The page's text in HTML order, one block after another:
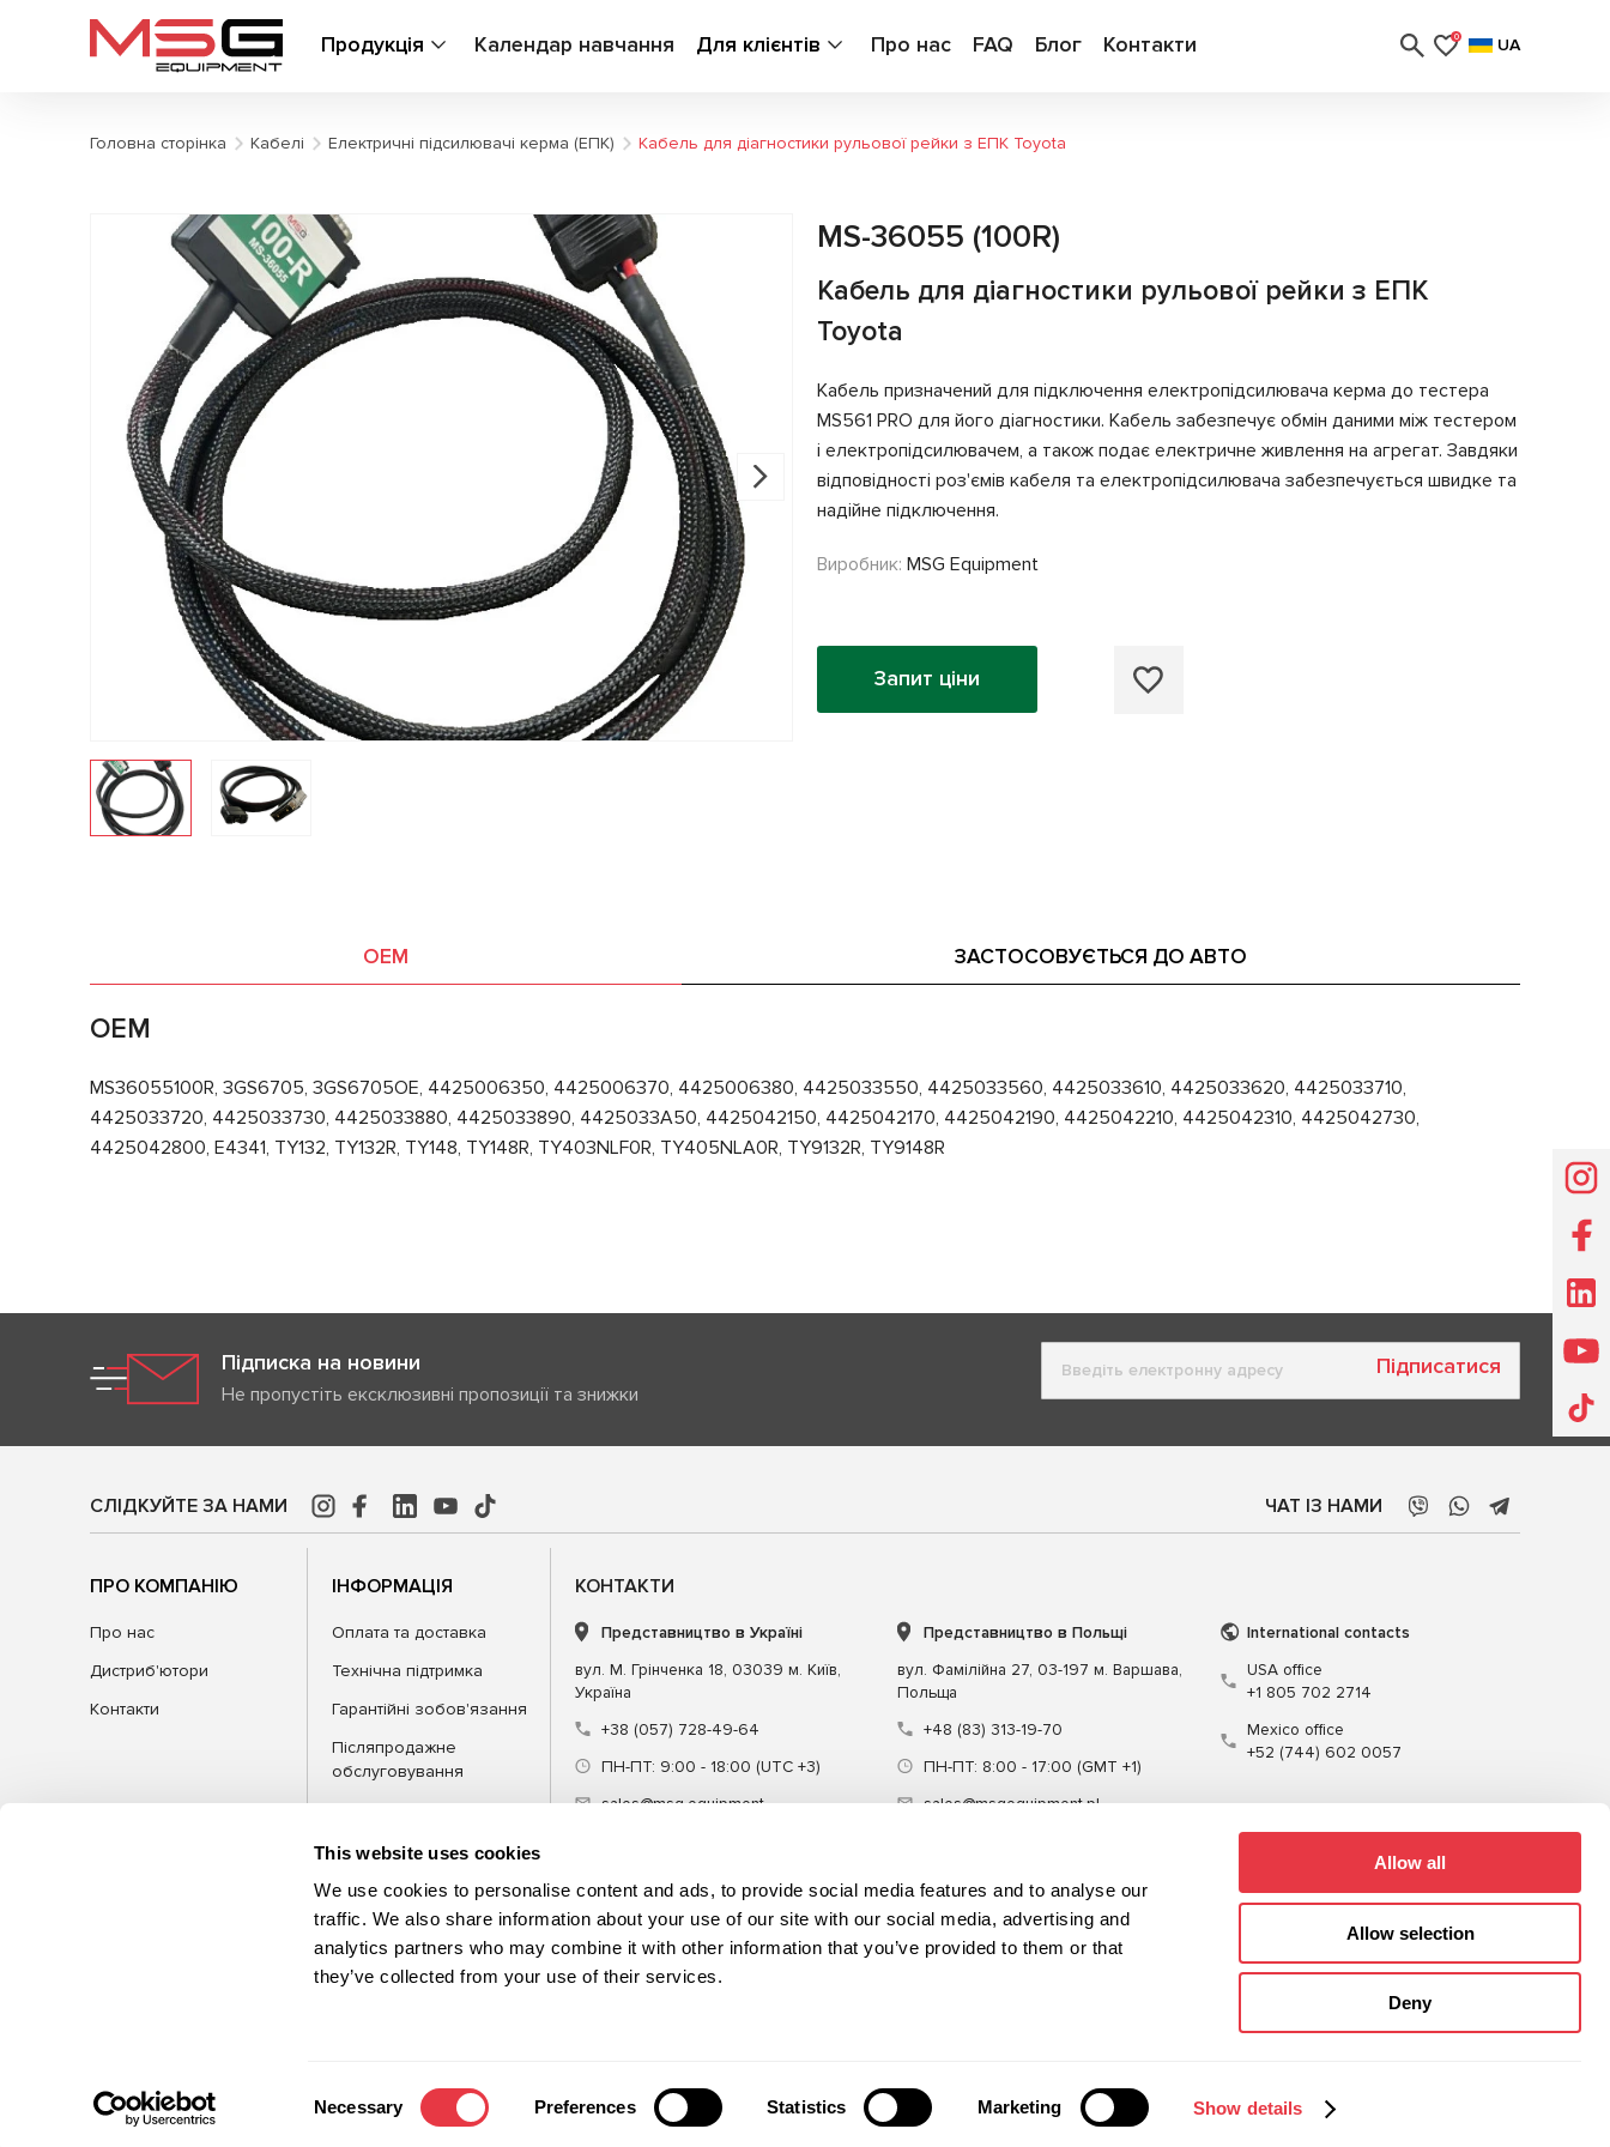
This website uses cookies
We use cookies to personalise content and ads, to provide social media features and to analyse our
traffic. We also share information about your use of our site with our social media, advertising and
analytics partners who may combine it with other information that you’ve provided to them or that
they’ve collected from your use of their services.
Necessary Preferences Statistics Marketing Show details
Allow all
Allow selection
Deny
Продукція Календар навчання Для клієнтів Про нас FAQ Блог Контакти 0 UA
Головна сторінка Кабелі Електричні підсилювачі керма (ЕПК) Кабель для діагностики рульової рейки з ЕПК Toyota
MS-36055 (100R)
Кабель для діагностики рульової рейки з ЕПК
Toyota
Кабель призначений для підключення електропідсилювача керма до тестера
MS561 PRO для його діагностики. Кабель забезпечує обмін даними між тестером
і електропідсилювачем, а також подає електричне живлення на агрегат. Завдяки
відповідності роз'ємів кабеля та електропідсилювача забезпечується швидке та
надійне підключення.
Виробник: MSG Equipment
Запит ціни
OEM ЗАСТОСОВУЄТЬСЯ ДО АВТО
OEM
MS36055100R, 3GS6705, 3GS6705OE, 4425006350, 4425006370, 4425006380, 4425033550, 4425033560, 4425033610, 4425033620, 4425033710,
4425033720, 4425033730, 4425033880, 4425033890, 4425033A50, 4425042150, 4425042170, 4425042190, 4425042210, 4425042310, 4425042730,
4425042800, E4341, TY132, TY132R, TY148, TY148R, TY403NLF0R, TY405NLA0R, TY9132R, TY9148R
Підписка на новини
Не пропустіть ексклюзивні пропозиції та знижки
Підписатися
СЛІДКУЙТЕ ЗА НАМИ ЧАТ ІЗ НАМИ
ПРО КОМПАНІЮ
Про нас
Дистриб'ютори
Контакти
ІНФОРМАЦІЯ
Оплата та доставка
Технічна підтримка
Гарантійні зобов'язання
Післяпродажне
обслуговування
FAQ
Блог
КОНТАКТИ
Представництво в Україні
вул. М. Грінченка 18, 03039 м. Київ,
Україна
+38 (057) 728-49-64
ПН-ПТ: 9:00 - 18:00 (UTC +3)
sales@msg.equipment
Представництво в Польщі
вул. Фамілійна 27, 03-197 м. Варшава,
Польща
+48 (83) 313-19-70
ПН-ПТ: 8:00 - 17:00 (GMT +1)
sales@msgequipment.pl
International contacts
USA office
+1 805 702 2714
Mexico office
+52 (744) 602 0057
Обладнання Спецінструмент Навчання Кабелі